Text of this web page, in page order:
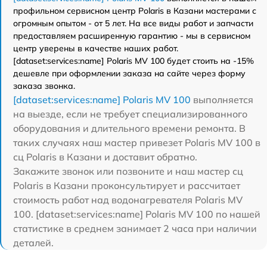
профильном сервисном центр Polaris в Казани мастерами с
огромным опытом - от 5 лет. На все виды работ и запчасти
предоставляем расширенную гарантию - мы в сервисном
центр уверены в качестве наших работ.
[dataset:services:name] Polaris MV 100 будет стоить на -15%
дешевле при оформлении заказа на сайте через форму
заказа звонка.
[dataset:services:name] Polaris MV 100 выполняется
на выезде, если не требует специализированного
оборудования и длительного времени ремонта. В
таких случаях наш мастер привезет Polaris MV 100 в
сц Polaris в Казани и доставит обратно.
Закажите звонок или позвоните и наш мастер сц
Polaris в Казани проконсультирует и рассчитает
стоимость работ над водонагревателя Polaris MV
100. [dataset:services:name] Polaris MV 100 по нашей
статистике в среднем занимает 2 часа при наличии
деталей.